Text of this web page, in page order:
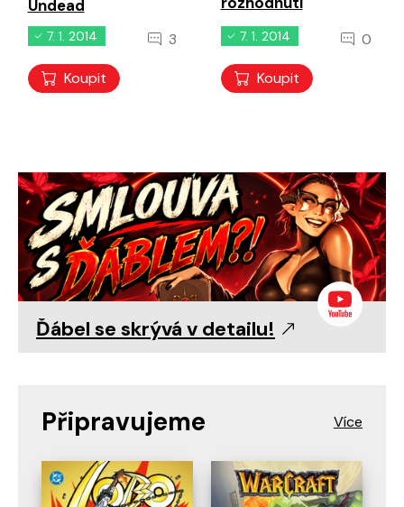
Undead
7. 1. 2014 3
Koupit
7. 1. 2014 0
Koupit
Ďábel se skrývá v detailu!
Připravujeme